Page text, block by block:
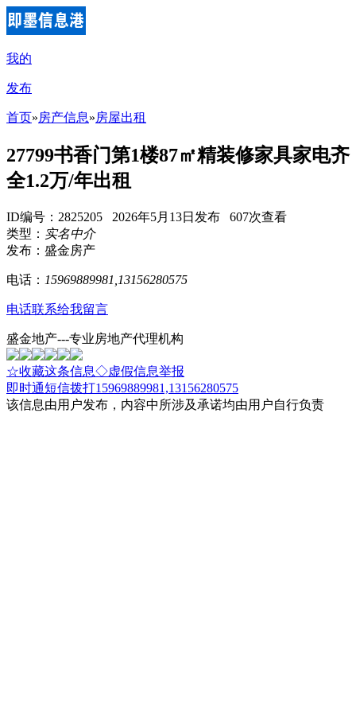
我的
发布
首页»房产信息»房屋出租
27799书香门第1楼87㎡精装修家具家电齐
全1.2万/年出租
ID编号：2825205 2026年5月13日发布 607次查看
类型： 实名中介
发布：盛金房产
电话： 15969889981,13156280575
电话联系给我留言
盛金地产---专业房地产代理机构
☆收藏这条信息◇虚假信息举报
即时通短信拨打15969889981,13156280575
该信息由用户发布，内容中所涉及承诺均由用户自行负责